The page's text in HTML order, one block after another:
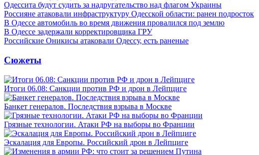
Одессита будут судить за надругательство над флагом Украины
Россияне атаковали инфраструктуру Одесской области: ранен подросток
В Одессе автомобиль во время движения провалился под землю
В Одессе задержали корректировщика ГРУ
Российские Оникисы атаковали Одессу, есть раненые
Сюжеты
Итоги 06.08: Санкции против РФ и дрон в Лейпциге
Банкет генералов. Последствия взрыва в Москве
Грязные технологии. Атаки РФ на выборы во Франции
Эскалация для Европы. Российский дрон в Лейпциге